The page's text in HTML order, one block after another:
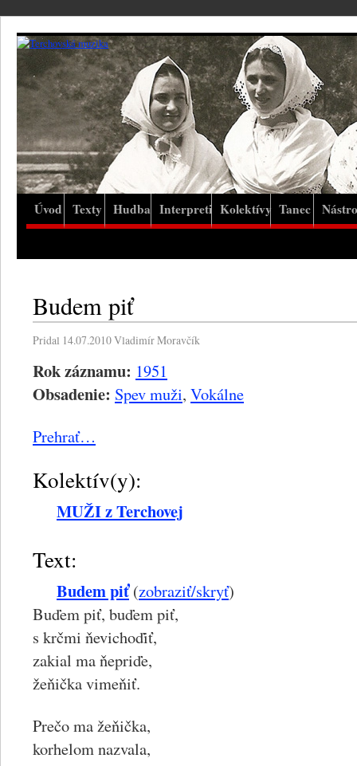
Úvod Texty Hudba Interpreti Kolektívy Tanec
Budem piť
Pridal 14.07.2010Vladimír Moravčík
Rok záznamu: 1951
Obsadenie: Spev muži, Vokálne
Prehrať…
Kolektív(y):
MUŽI z Terchovej
Text:
Budem piť(zobraziť/skryť)
Buďem piť, buďem piť,
s krčmi ňevichoďiť,
zakial ma ňepriďe,
žeňička vimeňiť.
Prečo ma žeňička,
korhelom nazvala,